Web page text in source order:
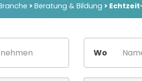
> Beratung & Bildung >
Wo